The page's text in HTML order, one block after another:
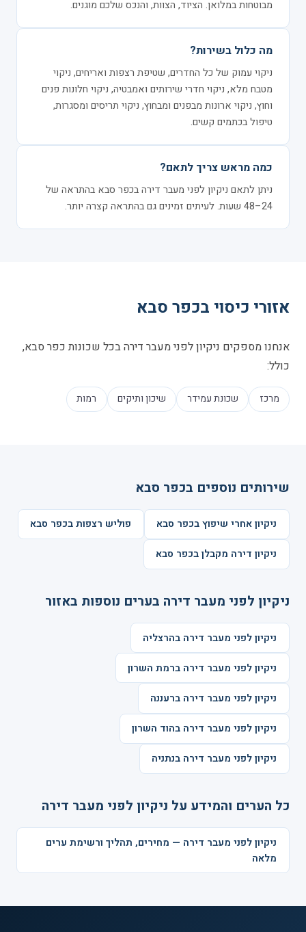
מבוטחות במלואן. הציוד, הצוות, והנכס שלכם מוגנים.
מה כלול בשירות?
ניקוי עמוק של כל החדרים, שטיפת רצפות ואריחים, ניקוי
מטבח מלא, ניקוי חדרי שירותים ואמבטיה, ניקוי חלונות פנים
וחוץ, ניקוי ארונות מבפנים ומבחוץ, ניקוי תריסים ומסגרות,
טיפול בכתמים קשים.
כמה מראש צריך לתאם?
ניתן לתאם ניקיון לפני מעבר דירה בכפר סבא בהתראה של
24–48 שעות. לעיתים זמינים גם בהתראה קצרה יותר.
אזורי כיסוי בכפר סבא
אנחנו מספקים ניקיון לפני מעבר דירה בכל שכונות כפר סבא,
כולל:
מרכז שכונת עמידר שיכון ותיקים רמות
שירותים נוספים בכפר סבא
ניקיון אחרי שיפוץ בכפר סבא פוליש רצפות בכפר סבא
ניקיון דירה מקבלן בכפר סבא
ניקיון לפני מעבר דירה בערים נוספות באזור
ניקיון לפני מעבר דירה בהרצליה
ניקיון לפני מעבר דירה ברמת השרון
ניקיון לפני מעבר דירה ברעננה
ניקיון לפני מעבר דירה בהוד השרון
ניקיון לפני מעבר דירה בנתניה
כל הערים והמידע על ניקיון לפני מעבר דירה
ניקיון לפני מעבר דירה — מחירים, תהליך ורשימת ערים
מלאה